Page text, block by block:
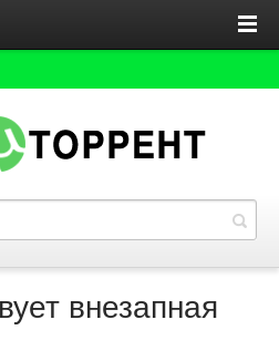
внезапная